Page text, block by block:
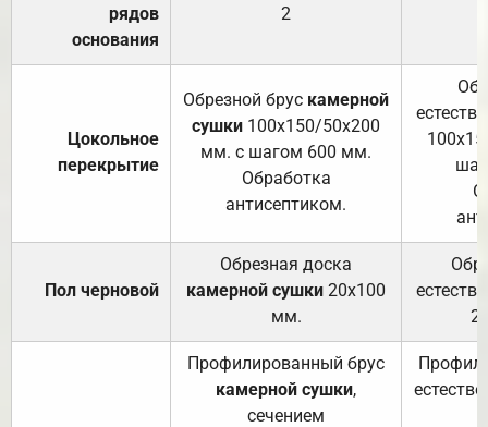
рядов
основания
2
Цокольное
перекрытие
Обрезной брус камерной
сушки 100х150/50х200
мм. с шагом 600 мм.
Обработка
антисептиком.
Пол черновой
Обрезная доска
камерной сушки 20х100
мм.
Профилированный брус
камерной сушки,
сечением